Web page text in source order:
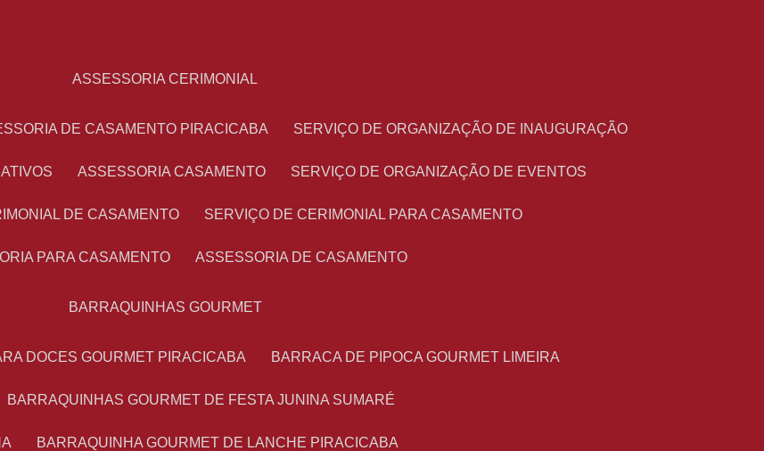
ASSESSORIA CERIMONIAL
DE CASAMENTO PIRACICABA SERVIÇO DE ORGANIZAÇÃO DE INAUGURAÇÃO
ASSESSORIA CASAMENTO SERVIÇO DE ORGANIZAÇÃO DE EVENTOS
DE CASAMENTO SERVIÇO DE CERIMONIAL PARA CASAMENTO
PARA CASAMENTO ASSESSORIA DE CASAMENTO
BARRAQUINHAS GOURMET
DOCES GOURMET PIRACICABA BARRACA DE PIPOCA GOURMET LIMEIRA
BARRAQUINHAS GOURMET DE FESTA JUNINA SUMARÉ
BARRAQUINHA GOURMET DE LANCHE PIRACICABA